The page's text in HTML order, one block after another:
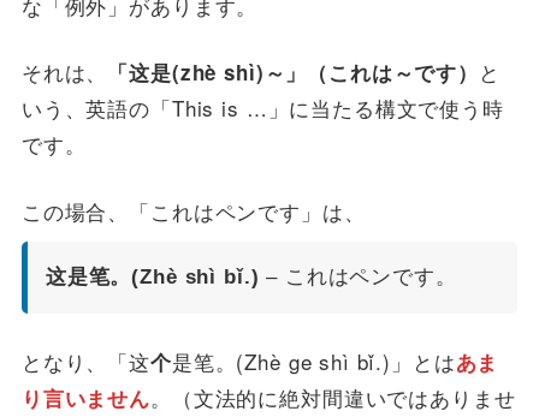
それは、 「这是(zhè shì)～」（これは～です） と
いう、英語の「This is …」に当たる構文で使う時
です。
この場合、「これはペンです」は、
这是笔。(Zhè shì bǐ.) – これはペンです。
となり、「这个是笔。(Zhè ge shì bǐ.)」とはあま
り言いません。（文法的に絶対間違いではありませ